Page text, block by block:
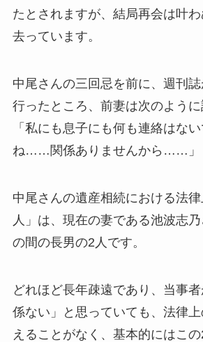
たとされますが、結局再会は叶
去っています。
中尾さんの三回忌を前に、週刊
行ったところ、前妻は次のように
「私にも息子にも何も連絡はな
ね……関係ありませんから……」
中尾さんの遺産相続における法
人」は、現在の妻である池波志
の間の長男の2人です。
どれほど長年疎遠であり、当事
係ない」と思っていても、法律
えることがなく、基本的にはこ